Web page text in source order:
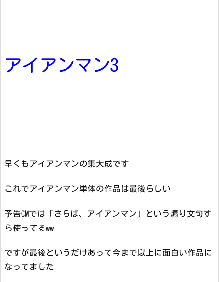
アイアンマン3
早くもアイアンマンの集大成です
これでアイアンマン単体の作品は最後らしい
予告CMでは「さらば、アイアンマン」という煽り文句す
ら使ってるww
ですが最後というだけあって今まで以上に面白い作品に
なってました